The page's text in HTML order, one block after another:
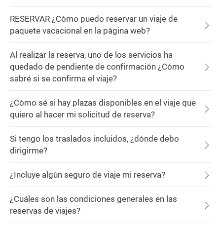
RESERVAR ¿Cómo puedo reservar un viaje de
paquete vacacional en la página web?
Al realizar la reserva, uno de los servicios ha
quedado de pendiente de confirmación ¿Cómo
sabré si se confirma el viaje?
¿Cómo sé si hay plazas disponibles en el viaje que
quiero al hacer mi solicitud de reserva?
Si tengo los traslados incluidos, ¿dónde debo
dirigirme?
¿Incluye algún seguro de viaje mi reserva?
¿Cuáles son las condiciones generales en las
reservas de viajes?